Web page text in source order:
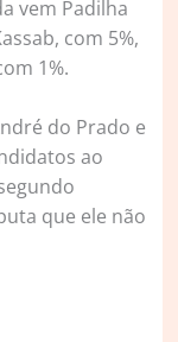
vem Padilha
com 5%,
1%.
do Prado e
ao
que ele não